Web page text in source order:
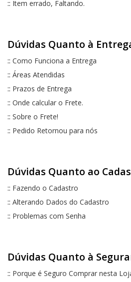
:: Item errado, Faltando.
Dúvidas Quanto à
:: Como Funciona a Entrega
:: Áreas Atendidas
:: Prazos de Entrega
:: Onde calcular o Frete.
:: Sobre o Frete!
:: Pedido Retornou para nós
Dúvidas Quanto ao
:: Fazendo o Cadastro
:: Alterando Dados do Cadastro
:: Problemas com Senha
Dúvidas Quanto à
:: Porque é Seguro Comprar nesta